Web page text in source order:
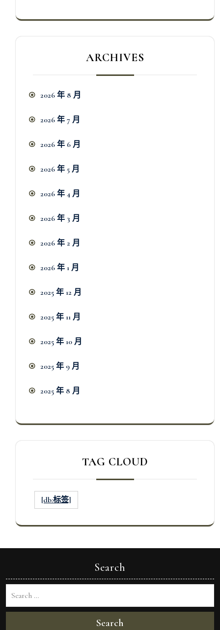
ARCHIVES
2026 年 8 月
2026 年 7 月
2026 年 6 月
2026 年 5 月
2026 年 4 月
2026 年 3 月
2026 年 2 月
2026 年 1 月
2025 年 12 月
2025 年 11 月
2025 年 10 月
2025 年 9 月
2025 年 8 月
TAG CLOUD
[db:标签]
Search
Search